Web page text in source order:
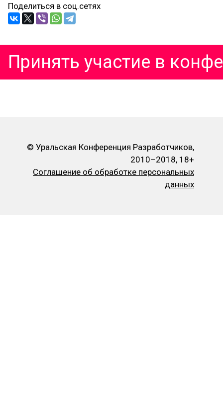
Поделиться в соц.сетях
Принять участие в
© Уральская Конференция Разработчиков,
2010–2018, 18+
Соглашение об обработке персональных
данных